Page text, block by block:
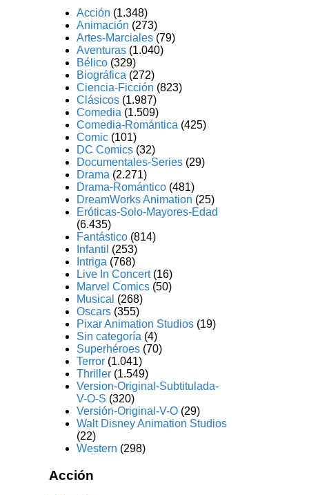
Acción (1.348)
Animación (273)
Artes-Marciales (79)
Aventuras (1.040)
Bélico (329)
Biográfica (272)
Ciencia-Ficción (823)
Clásicos (1.987)
Comedia (1.509)
Comedia-Romántica (425)
Comic (101)
DC Comics (32)
Documentales-Series (29)
Drama (2.271)
Drama-Romántico (481)
DreamWorks Animation (25)
Eróticas-Solo-Mayores-Edad
(6.435)
Fantástico (814)
Infantil (253)
Intriga (768)
Live In Concert(16)
Marvel Comics (50)
Musical (268)
Oscars (355)
Pixar Animation Studios (19)
Sin categoría (4)
Superhéroes (70)
Terror (1.041)
Thriller (1.549)
Version-Original-Subtitulada-
V-O-S (320)
Versión-Original-V-O (29)
Walt Disney Animation Studios
(22)
Western (298)
Acción